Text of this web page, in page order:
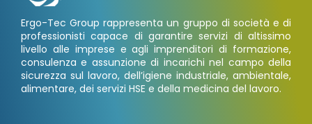
Ergo-Tec Group rappresenta un gruppo di società e di
professionisti capace di garantire servizi di altissimo
livello alle imprese e agli imprenditori di formazione,
consulenza e assunzione di incarichi nel campo della
sicurezza sul lavoro, dell’igiene industriale, ambientale,
alimentare, dei servizi HSE e della medicina del lavoro.